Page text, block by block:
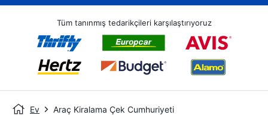
Tüm tanınmış tedarikçileri karşılaştırıyoruz
Ev Araç Kiralama Çek Cumhuriyeti